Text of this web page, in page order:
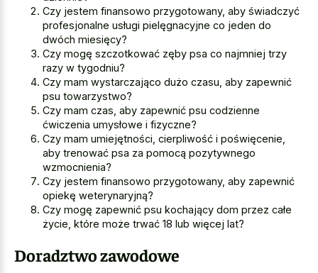
Czy jestem finansowo przygotowany, aby świadczyć
profesjonalne usługi pielęgnacyjne co jeden do
dwóch miesięcy?
Czy mogę szczotkować zęby psa co najmniej trzy
razy w tygodniu?
Czy mam wystarczająco dużo czasu, aby zapewnić
psu towarzystwo?
Czy mam czas, aby zapewnić psu codzienne
ćwiczenia umysłowe i fizyczne?
Czy mam umiejętności, cierpliwość i poświęcenie,
aby trenować psa za pomocą pozytywnego
wzmocnienia?
Czy jestem finansowo przygotowany, aby zapewnić
opiekę weterynaryjną?
Czy mogę zapewnić psu kochający dom przez całe
życie, które może trwać 18 lub więcej lat?
Doradztwo zawodowe